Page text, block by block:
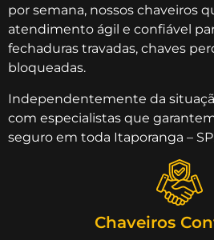
por semana, nossos chaveiros
atendimento ágil e confiável
fechaduras travadas, chaves
bloqueadas.
Independentemente da
com especialistas que
seguro em toda Itaporanga –
Chaveiros